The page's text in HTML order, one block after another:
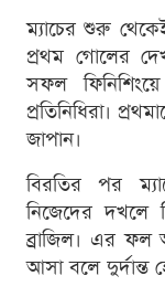
ম্যাচের শুরু
প্রথম গোলের
সফল
প্রতিনিধিরা।
জাপান।
বিরতির পর
নিজেদের দখলে
ব্রাজিল। এর ফল
আসা বলে দুর্দান্ত